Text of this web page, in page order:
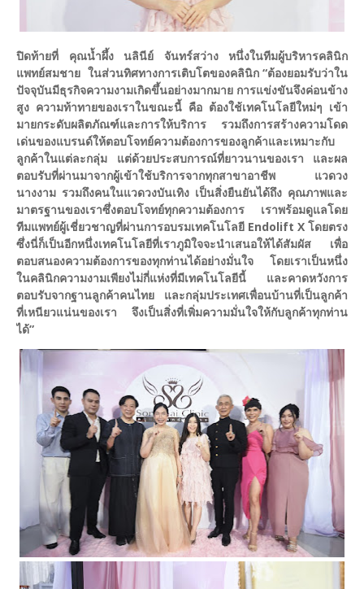
ปิดท้ายที่ คุณน้ำผึ้ง นลินีย์ จันทร์สว่าง หนึ่งในทีมผู้บริหารคลินิก
แพทย์สมชาย ในส่วนทิศทางการเติบโตของคลินิก “ต้องยอมรับว่าใน
ปัจจุบันมีธุรกิจความงามเกิดขึ้นอย่างมากมาย การแข่งขันจึงค่อนข้าง
สูง ความท้าทายของเราในขณะนี้ คือ ต้องใช้เทคโนโลยีใหม่ๆ เข้า
มายกระดับผลิตภัณฑ์และการให้บริการ รวมถึงการสร้างความโดด
เด่นของแบรนด์ให้ตอบโจทย์ความต้องการของลูกค้าและเหมาะกับ
ลูกค้าในแต่ละกลุ่ม แต่ด้วยประสบการณ์ที่ยาวนานของเรา และผล
ตอบรับที่ผ่านมาจากผู้เข้าใช้บริการจากทุกสาขาอาชีพ แวดวง
นางงาม รวมถึงคนในแวดวงบันเทิง เป็นสิ่งยืนยันได้ถึง คุณภาพและ
มาตรฐานของเราซึ่งตอบโจทย์ทุกความต้องการ เราพร้อมดูแลโดย
ทีมแพทย์ผู้เชี่ยวชาญที่ผ่านการอบรมเทคโนโลยี Endolift X โดยตรง
ซึ่งนี่ก็เป็นอีกหนึ่งเทคโนโลยีที่เราภูมิใจจะนำเสนอให้ได้สัมผัส เพื่อ
ตอบสนองความต้องการของทุกท่านได้อย่างมั่นใจ โดยเราเป็นหนึ่ง
ในคลินิกความงามเพียงไม่กี่แห่งที่มีเทคโนโลยีนี้ และคาดหวังการ
ตอบรับจากฐานลูกค้าคนไทย และกลุ่มประเทศเพื่อนบ้านที่เป็นลูกค้า
ที่เหนียวแน่นของเรา จึงเป็นสิ่งที่เพิ่มความมั่นใจให้กับลูกค้าทุกท่าน
ได้”